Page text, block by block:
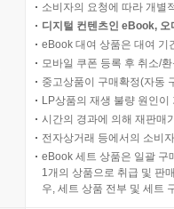
소비자의 요청에 따라 개별
디지털 컨텐츠인 eBook,
eBook 대여 상품은 대여 기
모바일 쿠폰 등록 후 취소/
중고상품이 구매확정(자동
LP상품의 재생 불량 원인
시간의 경과에 의해 재판매
전자상거래 등에서의 소비
eBook 세트 상품은 일괄 구
1개의 상품으로 취급 및 판
우, 세트 상품 전부 및 세트